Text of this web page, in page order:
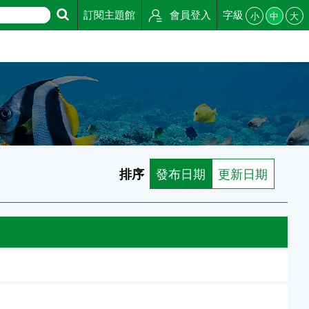
訂閱主題館 會員登入 字級 小 中 大
排序 發布日期 更新日期